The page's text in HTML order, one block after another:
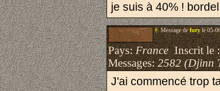
je suis à 40% !
#.Message defuryle 05-
Pays:FranceInscrit le
Messages:2582 (Djinn
J'ai commencé trop